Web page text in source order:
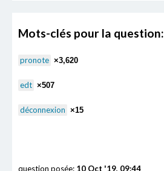
Mots-clés pour la question:
pronote ×3,620
edt ×507
déconnexion ×15
question posée: 10 Oct '19, 09:44